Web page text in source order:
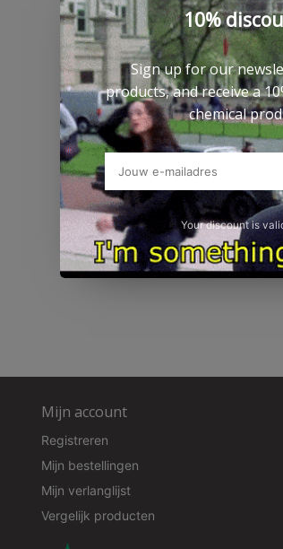
Mijn account
Registreren
Mijn bestellingen
Mijn verlanglijst
Vergelijk producten
10%
Sign up for our
products, and receive a
chemical
Your discount is